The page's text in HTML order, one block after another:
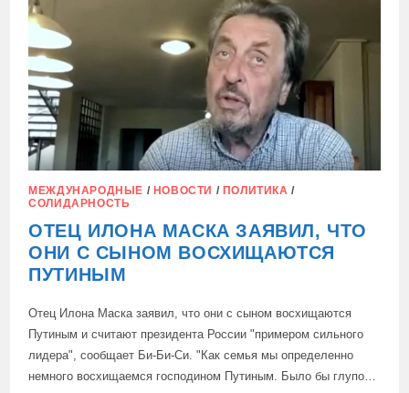
СТРАНОЙ-
ТЕРРОРИСТОМ
МЕЖДУНАРОДНЫЕ / НОВОСТИ / ПОЛИТИКА /
СОЛИДАРНОСТЬ
ОТЕЦ ИЛОНА МАСКА ЗАЯВИЛ, ЧТО
ОНИ С СЫНОМ ВОСХИЩАЮТСЯ
ПУТИНЫМ
Отец Илона Маска заявил, что они с сыном восхищаются
Путиным и считают президента России "примером сильного
лидера", сообщает Би-Би-Си. "Как семья мы определенно
немного восхищаемся господином Путиным. Было бы глупо…